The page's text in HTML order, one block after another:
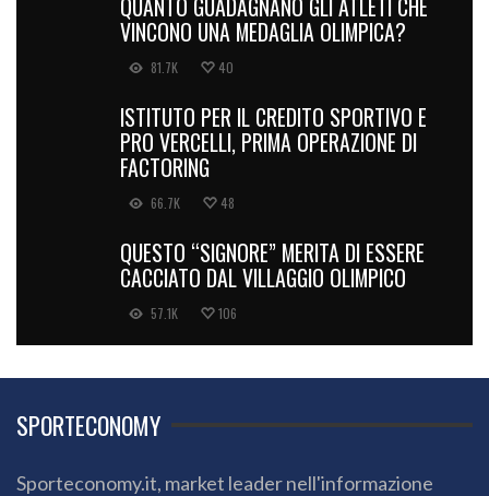
VINCONO UNA MEDAGLIA OLIMPICA?
81.7K 40
ISTITUTO PER IL CREDITO SPORTIVO E
PRO VERCELLI, PRIMA OPERAZIONE DI
FACTORING
66.7K 48
QUESTO “SIGNORE” MERITA DI ESSERE
CACCIATO DAL VILLAGGIO OLIMPICO
57.1K 106
SPORTECONOMY
Sporteconomy.it, market leader nell'informazione